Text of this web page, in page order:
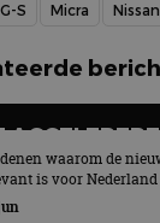
S Micra Nissan
raceauto van
waarom de
is voor Nederland